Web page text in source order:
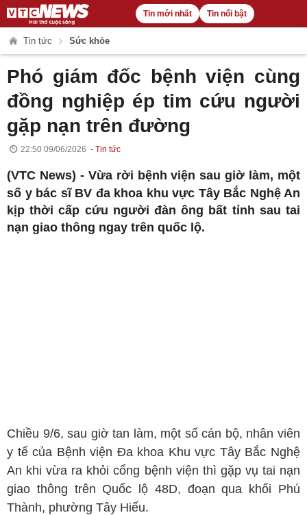
Tin mới nhất Tin nổi bật
Tin tức Sức khỏe
Phó giám đốc bệnh viện cùng
đồng nghiệp ép tim cứu người
gặp nạn trên đường
22:50 09/06/2026 Tin tức
(VTC News) - Vừa rời bệnh viện sau giờ làm, một
số y bác sĩ BV đa khoa khu vực Tây Bắc Nghệ An
kịp thời cấp cứu người đàn ông bất tỉnh sau tai
nạn giao thông ngay trên quốc lộ.
Chiều 9/6, sau giờ tan làm, một số cán bộ, nhân viên
y tế của Bệnh viện Đa khoa Khu vực Tây Bắc Nghệ
An khi vừa ra khỏi cổng bệnh viện thì gặp vụ tai nạn
giao thông trên Quốc lộ 48D, đoạn qua khối Phú
Thành, phường Tây Hiếu.